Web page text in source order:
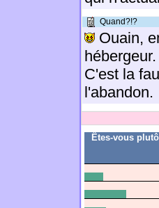
Quand?!?
Ouain,
hébergeur.
C'est la
l'abandon.
Êtes-vous